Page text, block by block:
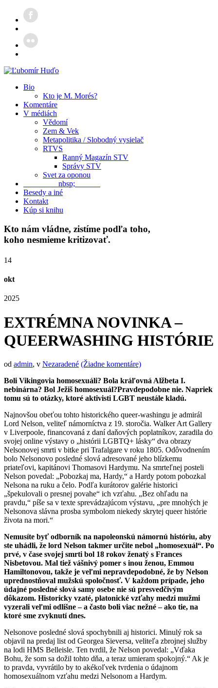
Bio
Kto je M. Morés?
Komentáre
V médiách
Vědomí
Zem & Vek
Metapolitika / Slobodný vysielač
RTVS
Ranný Magazín STV
Správy STV
Svet za oponou
nbsp;
Besedy a iné
Kontakt
Kúp si knihu
Kto nám vládne, zistíme podľa toho,
koho nesmieme kritizovať.
14
okt
2025
EXTRÉMNA NOVINKA –
QUEERWASHING HISTÓRIE
od admin, v Nezaradené (Žiadne komentáre)
Boli Vikingovia homosexuáli? Bola kráľovná Alžbeta I.
nebinárna? Bol Ježiš homosexuál?Pravdepodobne nie. Napriek
tomu sú to otázky, ktoré aktivisti LGBT neustále kladú.
Najnovšou obeťou tohto historického queer-washingu je admirál
Lord Nelson, veliteľ námorníctva z 19. storočia. Walker Art Gallery
v Liverpoole, financovaná z daní daňových poplatníkov, zaradila do
svojej online výstavy o „histórii LGBTQ+ lásky“ dva obrazy
Nelsonovej smrti v bitke pri Trafalgare v roku 1805. Odôvodnením
bolo Nelsonovo posledné slová adresované jeho blízkemu
priateľovi, kapitánovi Thomasovi Hardymu. Na smrteľnej posteli
Nelson povedal: „Pobozkaj ma, Hardy,“ a Hardy potom pobozkal
Nelsona na ruku a čelo. Podľa kurátorov galérie historici
„špekulovali o presnej povahe“ ich vzťahu. „Bez ohľadu na
pravdu,“ píše sa v texte sprevádzajúcom výstavu, „pre mnohých je
Nelsonova slávna prosba symbolom niekedy skrytej queer histórie
života na mori.“
Nemusíte byť odborník na napoleonskú námornú históriu, aby
ste uhádli, že lord Nelson takmer určite nebol „homosexuál“. Po
prvé, v čase svojej smrti bol 18 rokov ženatý s Frances
Nisbetovou. Mal tiež vášnivý pomer s inou ženou, Emmou
Hamiltonovou, takže je veľmi nepravdepodobné, že by Nelson
uprednostňoval mužskú spoločnosť. V každom prípade, jeho
údajné posledné slová samy osebe nie sú presvedčivým
dôkazom. Historicky vzaté, platonické vzťahy medzi mužmi
vyzerali veľmi odlišne – a často boli viac nežné – ako tie, na
ktoré sme zvyknutí dnes.
Nelsonove posledné slová spochybnili aj historici. Minulý rok sa
objavil na predaj list od Georgea Sieversa, veliteľa zbrojnej služby
na lodi HMS Belleisle. Ten tvrdil, že Nelson povedal: „Vďaka
Bohu, že som sa dožil tohto dňa, a teraz umieram spokojný.“ Ak je
to pravda, vyvrátilo by to akékoľvek tvrdenia o údajnom
homosexuálnom vzťahu medzi Nelsonom a Hardym.